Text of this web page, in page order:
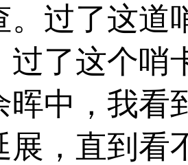
。过了这道
过了这个哨
晖中，我看
展，直到看